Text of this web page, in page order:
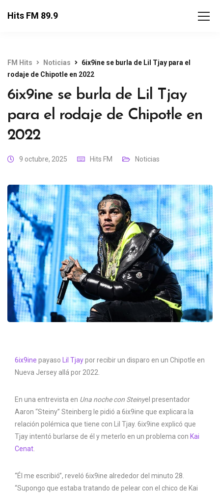
Hits FM 89.9
FM Hits Noticias
6ix9ine se burla de Lil Tjay para el
rodaje de Chipotle en 2022
6ix9ine se burla de Lil Tjay
para el rodaje de Chipotle en
2022
9 octubre, 2025 Hits FM Noticias
6ix9ine payaso Lil Tjaypor recibir un disparo en un Chipotle en
Nueva Jersey allá por 2022.
En una entrevista en Una noche con Steinyel presentador
Aaron “Steiny” Steinberg le pidió a 6ix9ine que explicara la
relación polémica que tiene con Lil Tjay. 6ix9ine explicó que
Tjay intentó burlarse de él y meterlo en un problema con Kai
Cenat
“Él me escribió”, reveló 6ix9ine alrededor del minuto 28.
“Supongo que estaba tratando de pelear con el chico de Kai